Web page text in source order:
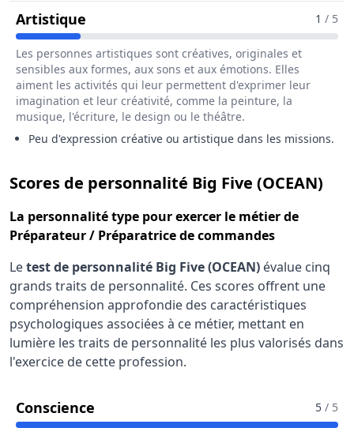
Artistique Pour Le Métier De Préparateur /1 / 5
Les personnes artistiques sont créatives, originales et
sensibles aux formes, aux sons et aux émotions. Elles
aiment les activités qui leur permettent d'exprimer leur
imagination et leur créativité, comme la peinture, la
musique, l'écriture, le design ou le théâtre.
Peu d'expression créative ou artistique dans les missions.
Scores de personnalité Big Five (OCEAN)
La personnalité type pour exercer le métier de
Préparateur / Préparatrice de commandes
Letest de personnalité Big Five (OCEAN) évalue cinq
grands traits de personnalité. Ces scores offrent une
compréhension approfondie des caractéristiques
psychologiques associées à ce métier, mettant en
lumière les traits de personnalité les plus valorisés dans
l'exercice de cette profession.
Conscience Pour Le Métier De Préparateur /
5 / 5